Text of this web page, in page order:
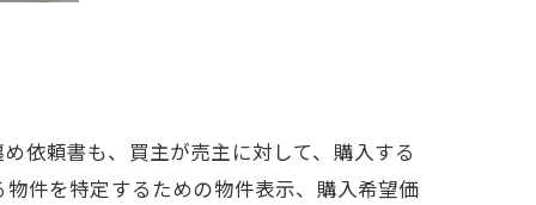
依頼書も、買主が売主に対して、購入する
件を特定するための物件表示、購入希望価